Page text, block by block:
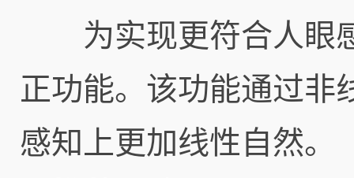
为实现更符合人眼感
正功能。该功能通过非
感知上更加线性自然。